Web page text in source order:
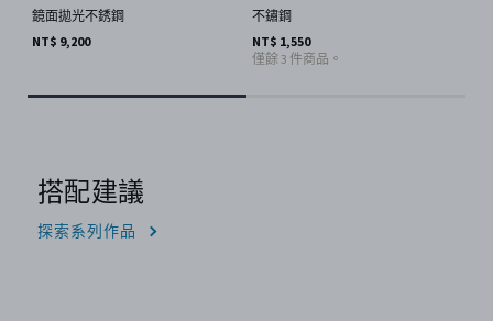
鏡面拋光不銹鋼
NT$ 9,200
不鏽鋼
NT$ 1,550
僅餘 3 件商品。
搭配建議
探索系列作品